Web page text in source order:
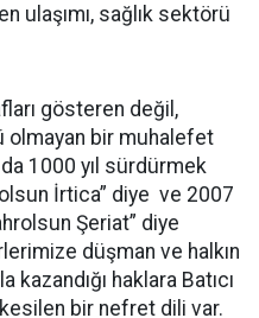
ulaşımı, sağlık sektörü
gösteren değil,
olmayan bir muhalefet
da 1000 yıl sürdürmek
İrtica” diye ve 2007
Şeriat” diye
düşman ve halkın
haklara Batıcı
kesilen bir nefret dili var.